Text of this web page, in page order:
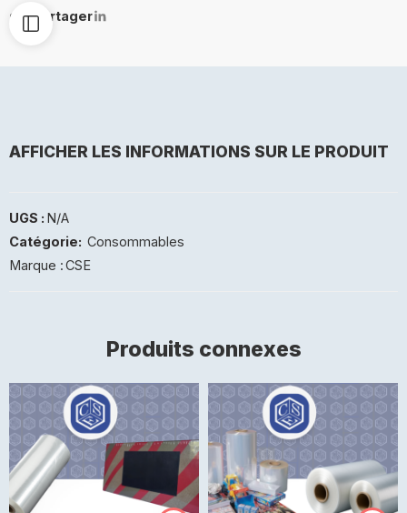
Partager
AFFICHER LES INFORMATIONS SUR LE PRODUIT
UGS : N/A
Catégorie: Consommables
Marque :CSE
Produits connexes
200mm
250mm
300mm
350mm
200mm
250mm
300mm
350mm